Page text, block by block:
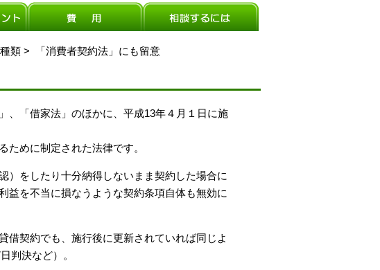
類 > 「消費者契約法」にも留意
、「借家法」のほかに、平成13年４月１日に施
ために制定された法律です。
）をしたり十分納得しないまま契約した場合に
益を不当に損なうような契約条項自体も無効に
借契約でも、施行後に更新されていれば同じよ
判決など）。